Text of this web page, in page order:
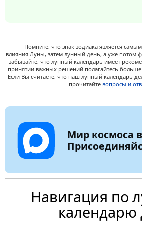
Помните, что знак зодиака является
влияния Луны, затем лунный день, а уже потом
забывайте, что лунный календарь имеет
принятии важных решений полагайтесь больше
Если Вы считаете, что наш лунный календарь
прочитайте вопросы и
Мир космоса
Навигация по
календарю